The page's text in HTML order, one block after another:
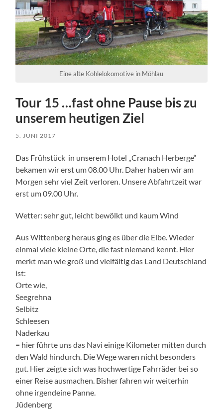
Eine alte Kohlelokomotive in Möhlau
Tour 15 …fast ohne Pause bis zu
unserem heutigen Ziel
5. JUNI 2017
Das Frühstück in unserem Hotel „Cranach Herberge“
bekamen wir erst um 08.00 Uhr. Daher haben wir am
Morgen sehr viel Zeit verloren. Unsere Abfahrtzeit war
erst um 09.00 Uhr.
Wetter: sehr gut, leicht bewölkt und kaum Wind
Aus Wittenberg heraus ging es über die Elbe. Wieder
einmal viele kleine Orte, die fast niemand kennt. Hier
merkt man wie groß und vielfältig das Land Deutschland
ist:
Orte wie,
Seegrehna
Selbitz
Schleesen
Naderkau
= hier führte uns das Navi einige Kilometer mitten durch
den Wald hindurch. Die Wege waren nicht besonders
gut. Hier zeigte sich was hochwertige Fahrräder bei so
einer Reise ausmachen. Bisher fahren wir weiterhin
ohne irgendeine Panne.
Jüdenberg